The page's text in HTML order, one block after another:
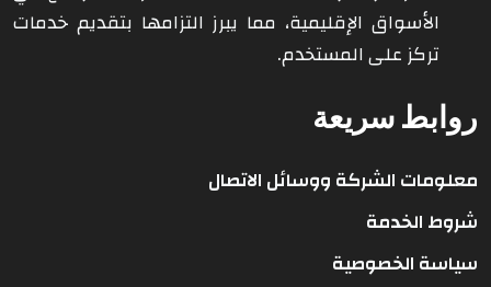
الأسواق الإقليمية، مما يبرز التزامها بتقديم خدمات
تركز على المستخدم.
روابط سريعة
معلومات الشركة ووسائل الاتصال
شروط الخدمة
سياسة الخصوصية